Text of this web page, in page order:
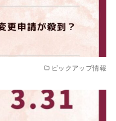
ピックアップ情報